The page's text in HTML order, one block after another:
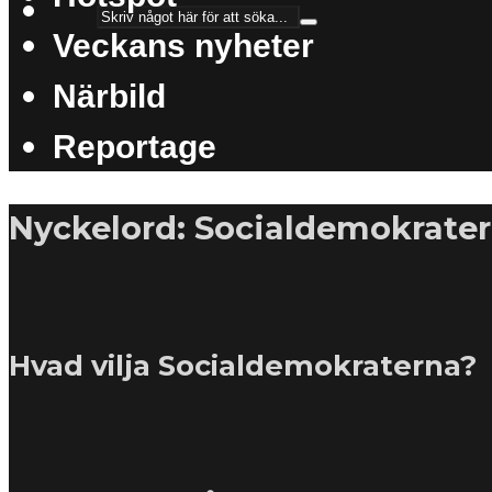
Veckans nyheter
Närbild
Reportage
Nyckelord:
Hvad vilja Socialdemokraterna?